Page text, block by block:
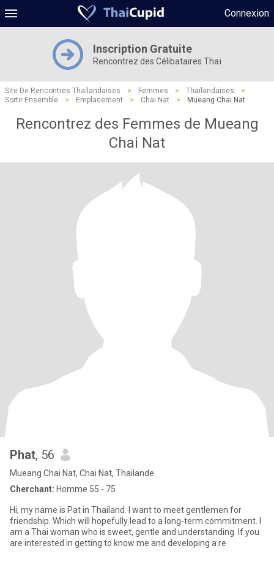
Connexion
Inscription Gratuite
Rencontrez des Célibataires Thaï
Site De Rencontres Thaïlandaises > Femmes > Thaïlandaises
>
Sortir Ensemble
> Emplacement > Chai Nat > Mueang Chai Nat
Rencontrez des Femmes de Mueang
Chai Nat
Phat, 56
Mueang Chai Nat, Chai Nat, Thailande
Cherchant: Homme 55 - 75
Hi, my name is Pat in Thailand. I want to meet gentlemen for
friendship. Which will hopefully lead to a long-term commitment. I
am a Thai woman who is sweet, gentle and understanding. If you
are interested in getting to know me and developing a re